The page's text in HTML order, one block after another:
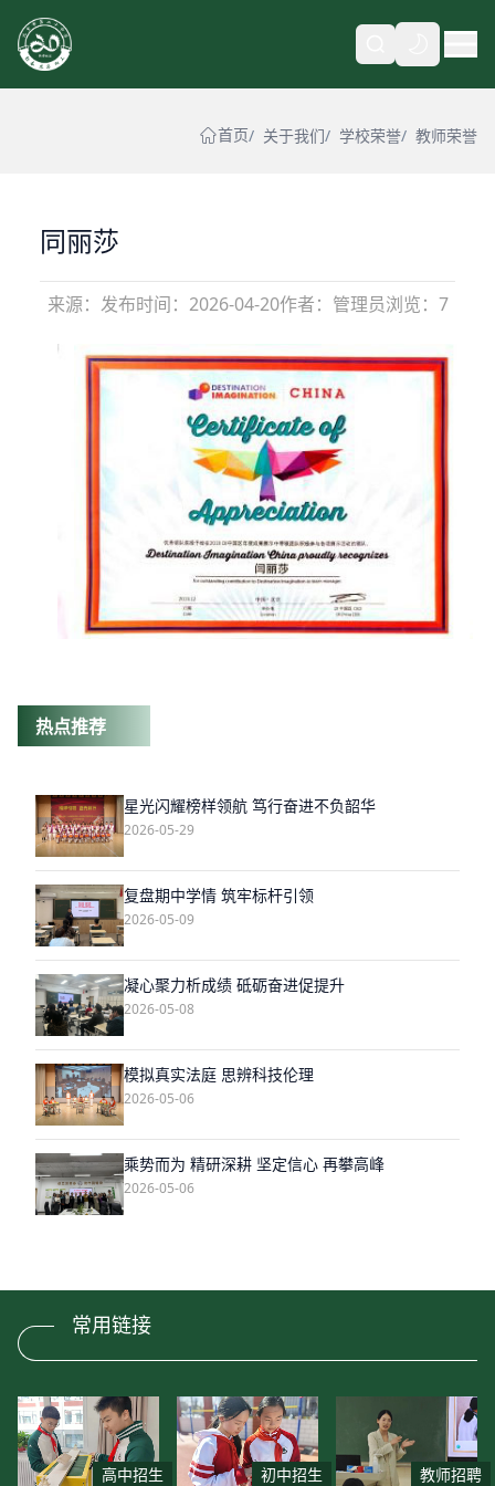
自动
首页 关于我们 学校荣誉 教师荣誉
同丽莎
来源： 发布时间： 2026-04-20作者：管理员浏览：7
热点推荐
星光闪耀榜样领航 笃行奋进不负韶华
2026-05-29
复盘期中学情 筑牢标杆引领
2026-05-09
凝心聚力析成绩 砥砺奋进促提升
2026-05-08
模拟真实法庭 思辨科技伦理
2026-05-06
乘势而为 精研深耕 坚定信心 再攀高峰
2026-05-06
常用链接
高中招生 初中招生 教师招聘